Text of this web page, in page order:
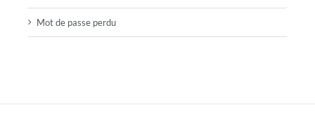
Mot de passe perdu